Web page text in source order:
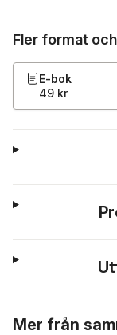
Fler format
E-bok
49 kr
Mer från